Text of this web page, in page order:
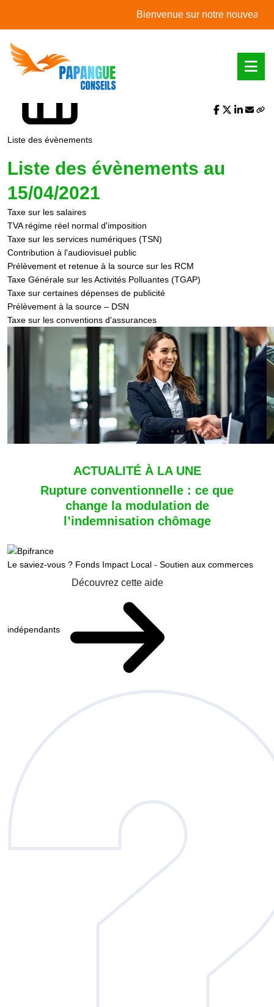
Bienvenue sur notre nouveau site
L'actualité du mois
Liste des évènements
Liste des évènements au
15/04/2021
Taxe sur les salaires
TVA régime réel normal d'imposition
Taxe sur les services numériques (TSN)
Contribution à l'audiovisuel public
Prélèvement et retenue à la source sur les RCM
Taxe Générale sur les Activités Polluantes (TGAP)
Taxe sur certaines dépenses de publicité
Prélèvement à la source – DSN
Taxe sur les conventions d'assurances
ACTUALITÉ À LA UNE
Rupture conventionnelle : ce que
change la modulation de
l’indemnisation chômage
Le saviez-vous ? Fonds Impact Local - Soutien aux commerces
indépendants
Découvrez cette aide